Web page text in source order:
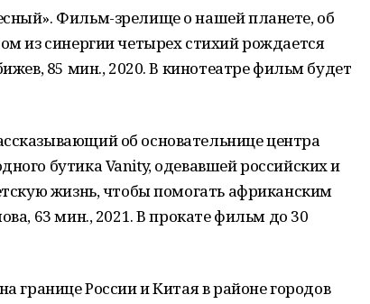
Фильм-зрелище о нашей планете, об
из синергии четырех стихий рождается
85 мин., 2020. В кинотеатре фильм будет
об основательнице центра
бутика Vanity, одевавшей российских и
жизнь, чтобы помогать африканским
63 мин., 2021. В прокате фильм до 30
границе России и Китая в районе городов